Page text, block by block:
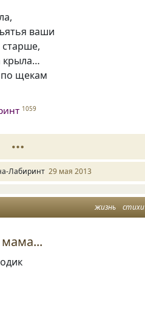
ваши
крыла…
по щекам
1059
Лабиринт 29 мая 2013
жизнь стихи